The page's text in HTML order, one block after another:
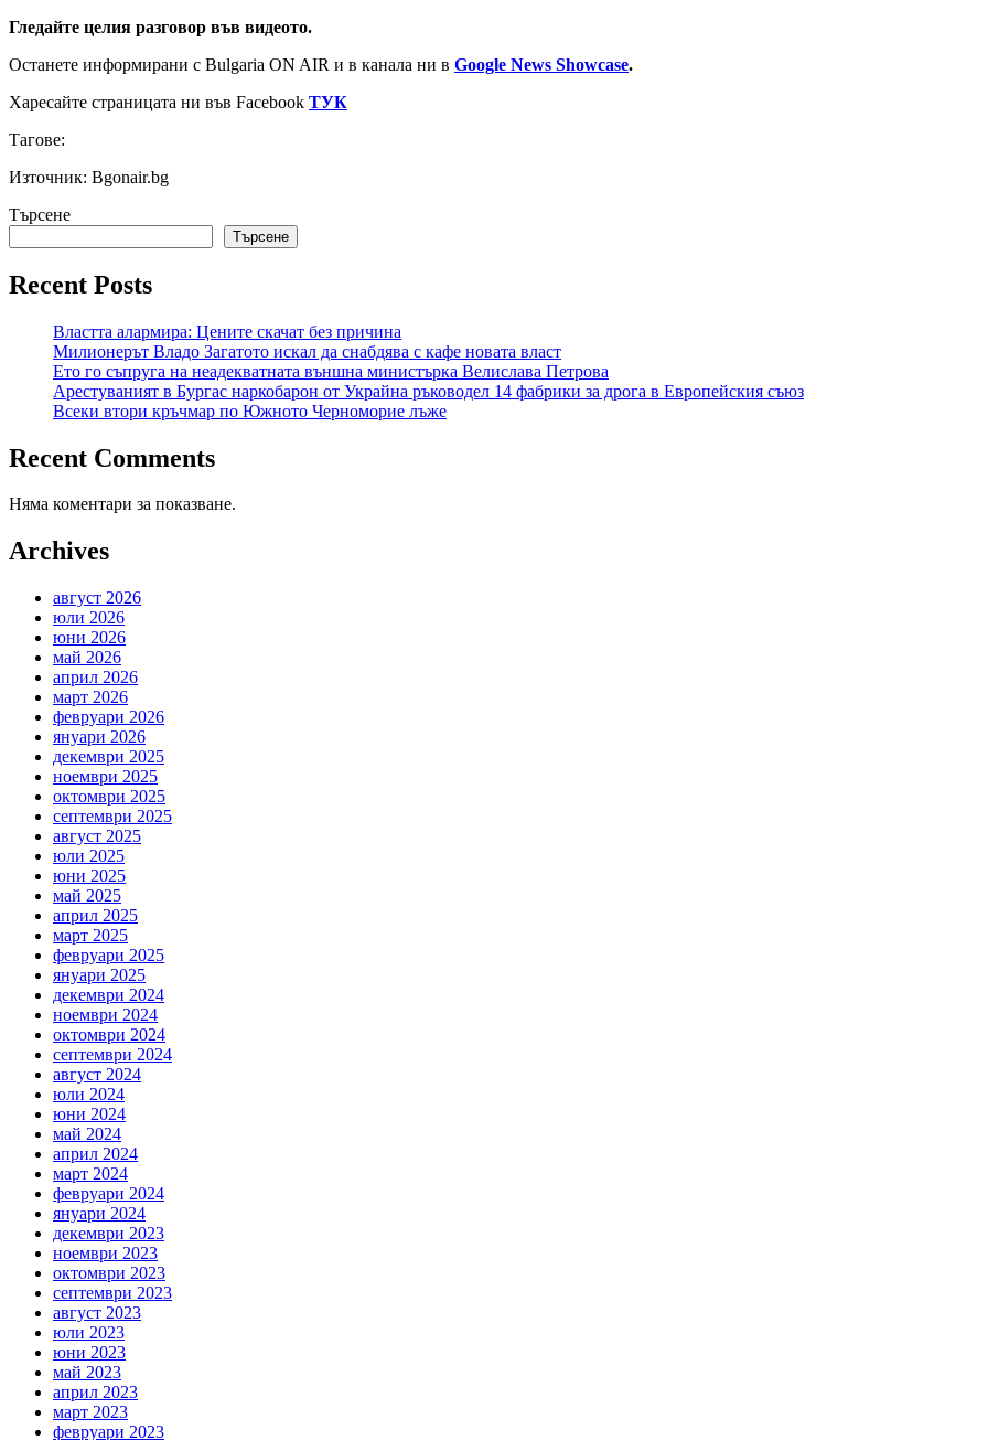
Гледайте целия разговор във видеото.
Останете информирани с Bulgaria ON AIR и в канала ни в Google News Showcase.
Харесайте страницата ни във Facebook ТУК
Тагове:
Източник: Bgonair.bg
Търсене
Търсене
Recent Posts
Властта алармира: Цените скачат без причина
Милионерът Владо Загатото искал да снабдява с кафе новата власт
Ето го съпруга на неадекватната външна министърка Велислава Петрова
Арестуваният в Бургас наркобарон от Украйна ръководел 14 фабрики за дрога в Европейския съюз
Всеки втори кръчмар по Южното Черноморие лъже
Recent Comments
Няма коментари за показване.
Archives
август 2026
юли 2026
юни 2026
май 2026
април 2026
март 2026
февруари 2026
януари 2026
декември 2025
ноември 2025
октомври 2025
септември 2025
август 2025
юли 2025
юни 2025
май 2025
април 2025
март 2025
февруари 2025
януари 2025
декември 2024
ноември 2024
октомври 2024
септември 2024
август 2024
юли 2024
юни 2024
май 2024
април 2024
март 2024
февруари 2024
януари 2024
декември 2023
ноември 2023
октомври 2023
септември 2023
август 2023
юли 2023
юни 2023
май 2023
април 2023
март 2023
февруари 2023